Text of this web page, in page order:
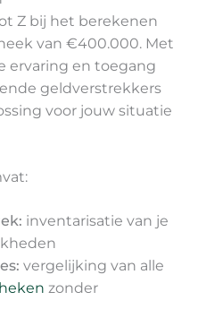
Z bij het berekenen
van €400.000. Met
ervaring en toegang
geldverstrekkers
voor jouw situatie
inventarisatie van je
vergelijking van alle
zonder